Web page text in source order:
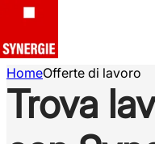
HomeOfferte di lavoro
Trova